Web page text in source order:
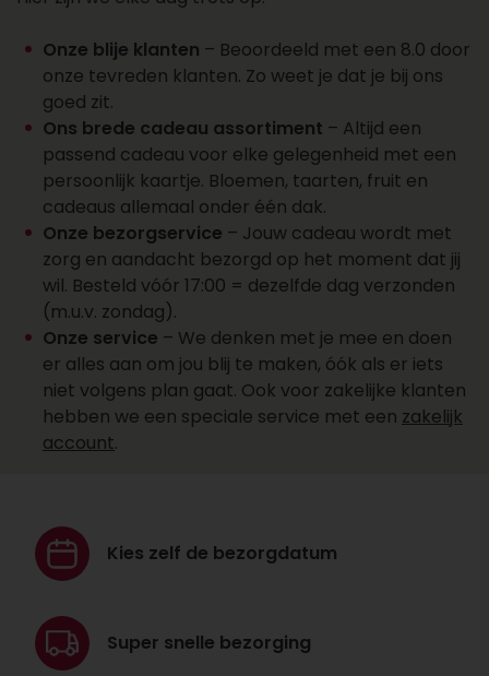
een account aan
Wil je over een week of later een cadeau laten
bezorgen? Dat kan. Zo plan je cadeaus vooruit
en vergeet je ze niet. Kies de juiste datum bij je
bestelling en wij regelen de rest. Wil je een groot
aantal cadeaus laten bezorgen? Onze sales
afdeling staat klaar voor al je cadeaus, offertes,
personalisaties en account aanvragen. Maak
een account aan, vraag online een offerte aan of
neem contact op met ons salesteam voor
vragen over het bezorgen van een cadeau.
Bereik ons op 088 - 110 80 88 of via
sales@topgeschenken.nl.
Onze blije klanten – Beoordeeld met een 8.0 door
onze tevreden klanten. Zo weet je dat je bij ons
goed zit.
Ons brede cadeau assortiment – Altijd een
passend cadeau voor elke gelegenheid met een
persoonlijk kaartje. Bloemen, taarten, fruit en
cadeaus allemaal onder één dak.
Onze bezorgservice – Jouw cadeau wordt met
zorg en aandacht bezorgd op het moment dat jij
wil. Besteld vóór 17:00 = dezelfde dag verzonden
(m.u.v. zondag).
Onze service – We denken met je mee en doen
er alles aan om jou blij te maken, óók als er iets
niet volgens plan gaat. Ook voor zakelijke klanten
hebben we een speciale service met een zakelijk
account.
Kies zelf de bezorgdatum
Super snelle bezorging